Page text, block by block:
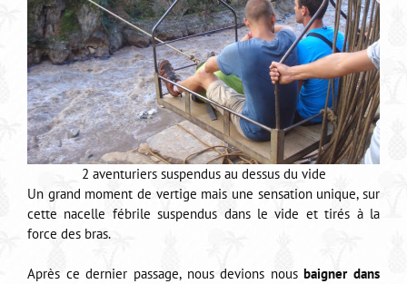
2 aventuriers suspendus au dessus du vide
Un grand moment de vertige mais une sensation unique, sur
cette nacelle fébrile suspendus dans le vide et tirés à la
force des bras.
Après ce dernier passage, nous devions nousbaigner dans